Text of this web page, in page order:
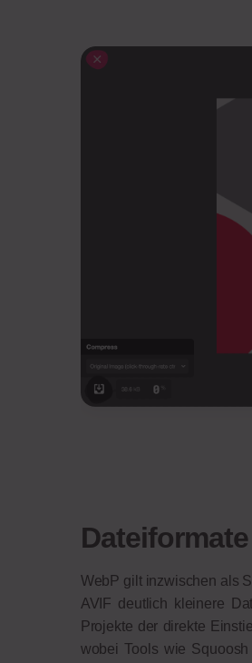
WebP gilt inzwischen als
AVIF deutlich kleinere
Projekte der direkte
wobei Tools wie